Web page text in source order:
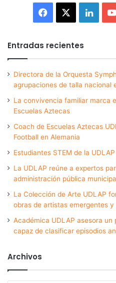
Facebook
Entradas recientes
Directora de la Orquesta
agrupaciones de talla nacional
La convivencia familiar marca
Escuelas Aztecas
Coach de Escuelas Aztecas
Football en Alemania
Estudiantes STEM de la
La UDLAP reúne a expertos
administración pública
La Colección de Arte UDLAP
obras de artistas emergentes y
Académica UDLAP asesora
capaz de clasificar episodios
Archivos